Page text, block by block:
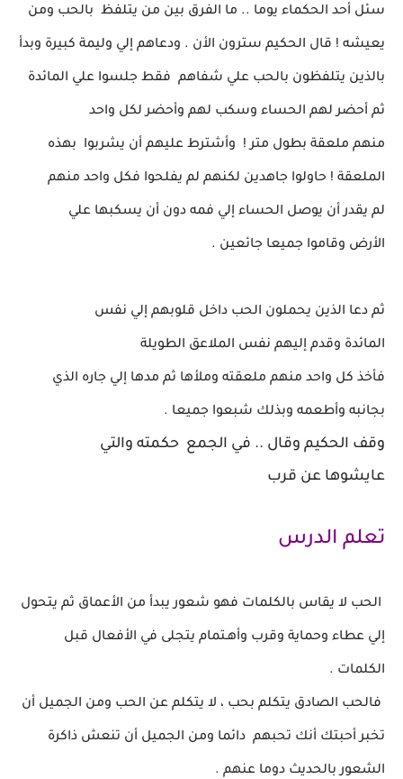
سئل أحد الحكماء يوما .. ما الفرق بين من يتلفظ بالحب ومن
يعيشه ! قال الحكيم سترون الأن . ودعاهم إلي وليمة كبيرة وبدأ
بالذين يتلفظون بالحب علي شفاهم فقط جلسوا علي المائدة
ثم أحضر لهم الحساء وسكب لهم وأحضر لكل واحد
منهم ملعقة بطول متر ! وأشترط عليهم أن يشربوا بهذه
الملعقة ! حاولوا جاهدين لكنهم لم يفلحوا فكل واحد منهم
لم يقدرأن يوصل الحساء إلي فمه دون أن يسكبها علي
الأرض وقاموا جميعا جائعين .
ثم دعا الذين يحملون الحب داخل قلوبهم إلي نفس
المائدة وقدم إليهم نفس الملاعق الطويلة
فأخذ كل واحد منهم ملعقته وملأها ثم مدها إلي جاره الذي
بجانبه وأطعمه وبذلك شبعوا جميعا .
وقف الحكيم وقال .. في الجمع حكمته والتي
عايشوها عن قرب
تعلم الدرس
الحب لا يقاس بالكلمات فهو شعور يبدأ من الأعماق ثم يتحول
إلي عطاء وحماية وقرب وأهـتمام يتجلى في الأفعال قبل
الكلمات .
فالحب الصادق يتكلم بحب ، لا يتكلم عن الحب ومن الجميل أن
تخبر أحبتك أنك تحبهم دائما ومن الجميل أن تنعش ذاكرة
الشعور بالحديث دوما عنهم .